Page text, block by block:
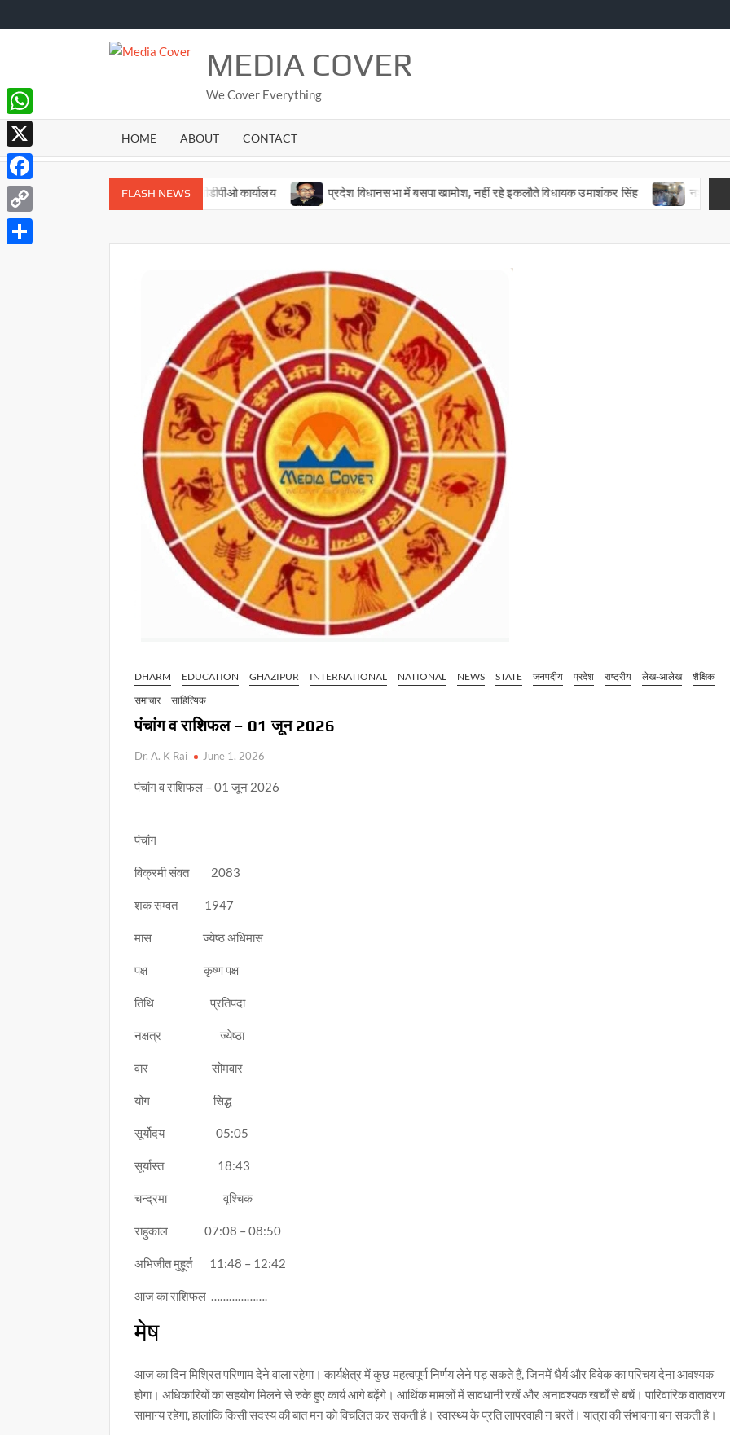
to
MEDIA COVER
We Cover Everything
HOME ABOUT CONTACT
FLASH NEWS
नये भवन में स्थानांतरित हुआ सीडीपीओ कार्यालय प्रदेश विधानसभा में बसपा खामोश, नहीं रहे इकलौते विधायक उमाशंकर सिंह नशा मुक्ति शपथ
DHARM EDUCATION GHAZIPUR INTERNATIONAL NATIONAL NEWS STATE जनपदीय प्रदेश राष्ट्रीय लेख-आलेख
शैक्षिक
समाचार
साहित्यिक
पंचांग व राशिफल – 01 जून 2026
Dr. A. K Rai June 1, 2026
पंचांग व राशिफल – 01 जून 2026
पंचांग
विक्रमी संवत 2083
शक सम्वत 1947
मास ज्येष्ठ अधिमास
पक्ष कृष्ण पक्ष
तिथि प्रतिपदा
नक्षत्र ज्येष्ठा
वार सोमवार
योग सिद्ध
सूर्योदय 05:05
सूर्यास्त 18:43
चन्द्रमा वृश्चिक
राहुकाल 07:08 – 08:50
अभिजीत मुहूर्त 11:48 – 12:42
आज का राशिफल ……………….
मेष
आज का दिन मिश्रित परिणाम देने वाला रहेगा। कार्यक्षेत्र में कुछ महत्वपूर्ण निर्णय लेने पड़ सकते हैं, जिनमें धैर्य और विवेक का परिचय देना आवश्यक
होगा। अधिकारियों का सहयोग मिलने से रुके हुए कार्य आगे बढ़ेंगे। आर्थिक मामलों में सावधानी रखें और अनावश्यक खर्चों से बचें। पारिवारिक वातावरण
सामान्य रहेगा, हालांकि किसी सदस्य की बात मन को विचलित कर सकती है। स्वास्थ्य के प्रति लापरवाही न बरतें। यात्रा की संभावना बन सकती है।
WhatsApp
X
Facebook
Copy